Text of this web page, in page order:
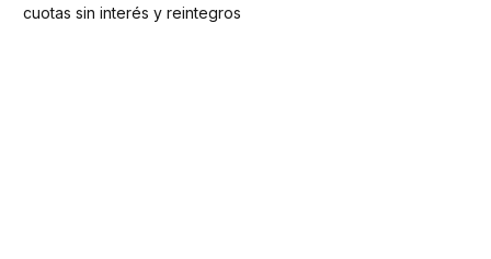
cuotas sin interés y reintegros